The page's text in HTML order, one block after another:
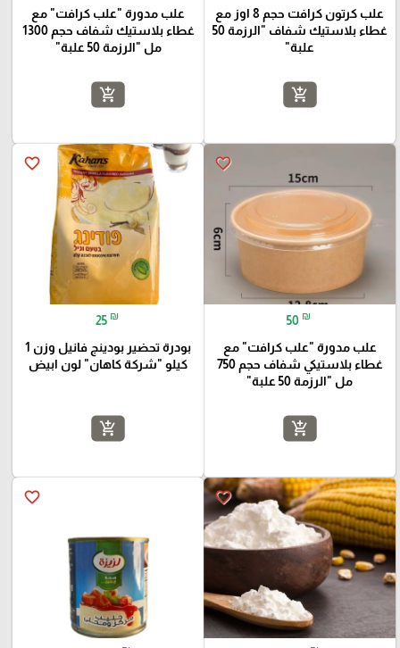
علب كرتون كرافت حجم 8 اوز مع
غطاء بلاستيك شفاف "الرزمة 50
علبة"
add_shopping_cart
علب مدورة "علب كرافت" مع
غطاء بلاستيك شفاف حجم 1300
مل "الرزمة 50 علبة"
add_shopping_cart
favorite_border
50 ₪
علب مدورة "علب كرافت" مع
غطاء بلاستيكي شفاف حجم 750
مل "الرزمة 50 علبة"
add_shopping_cart
favorite_border
25 ₪
بودرة تحضير بودينج فانيل وزن 1
كيلو "شركة كاهان" لون ابيض
add_shopping_cart
favorite_border
favorite_border